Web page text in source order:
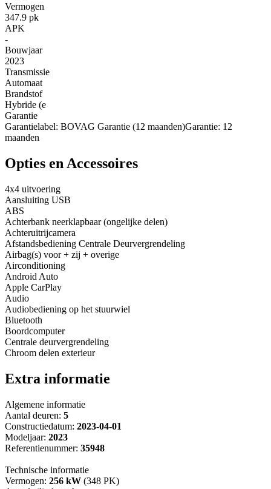
Vermogen
347.9 pk
APK
-
Bouwjaar
2023
Transmissie
Automaat
Brandstof
Hybride (e
Garantie
Garantielabel: BOVAG Garantie (12 maanden)Garantie: 12
maanden
Opties en Accessoires
4x4 uitvoering
Aansluiting USB
ABS
Achterbank neerklapbaar (ongelijke delen)
Achteruitrijcamera
Afstandsbediening Centrale Deurvergrendeling
Airbag(s) voor + zij + overige
Airconditioning
Android Auto
Apple CarPlay
Audio
Audiobediening op het stuurwiel
Bluetooth
Boordcomputer
Centrale deurvergrendeling
Chroom delen exterieur
Extra informatie
Algemene informatie
Aantal deuren: 5
Constructiedatum: 2023-04-01
Modeljaar: 2023
Referentienummer: 35948
Technische informatie
Vermogen: 256 kW (348 PK)